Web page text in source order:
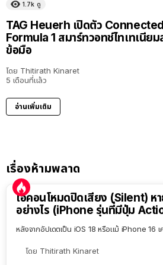
1.7k ดู
TAG Heuerh เปิดตัว
Formula 1 สมาร์ทวอทช์ไทเทเนียม
ข้อมือ
โดย Thitirath Kinaret
5 เดือนที่แล้ว
อ่านเพิ่มเติม
เรื่องห้ามพลาด
ไอคอนโหมดปิดเสียง (Silent) หา
อย่างไร (iPhone รุ่นที่มีปุ่ม
หลังจากอัปเดตเป็น iOS 18 หรือแม้ iPhone 16
โดย Thitirath Kinaret